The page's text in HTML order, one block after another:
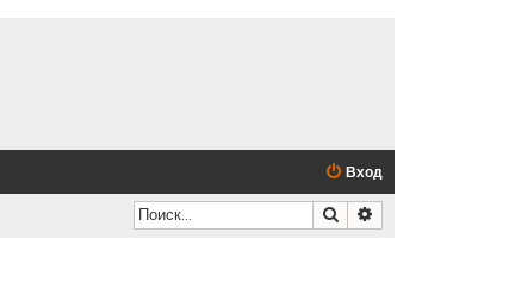
Вход
Поиск